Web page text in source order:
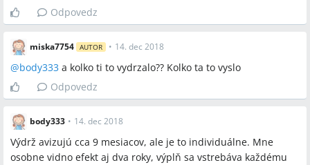
Odpovedz
miska7754 AUTOR • 14. dec 2018
@body333 a kolko ti to vydrzalo?? Kolko ta to vyslo
Odpovedz
body333 • 14. dec 2018
Výdrž avizujú cca 9 mesiacov, ale je to individuálne. Mne
osobne vidno efekt aj dva roky, výplň sa vstrebáva každému